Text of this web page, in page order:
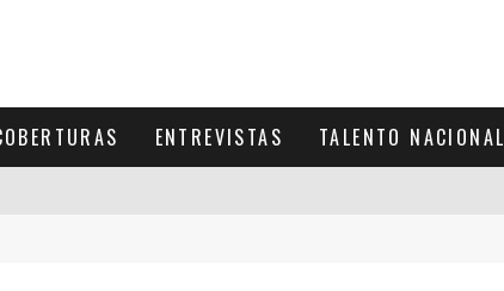
ENTREVISTAS TALENTO NACIONAL